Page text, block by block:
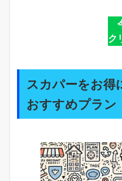
ク
スカパーをお得
おすすめプラン